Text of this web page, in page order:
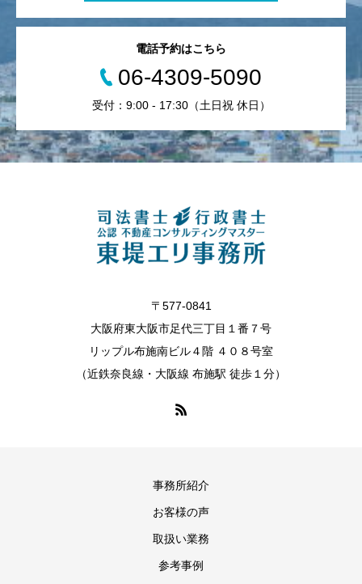
電話予約はこちら
06-4309-5090
受付：9:00 - 17:30（土日祝 休日）
〒577-0841
大阪府東大阪市足代三丁目１番７号
リップル布施南ビル４階 ４０８号室
（近鉄奈良線・大阪線 布施駅 徒歩１分）
事務所紹介
お客様の声
取扱い業務
参考事例